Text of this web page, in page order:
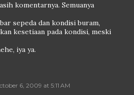
komentarnya. Semuanya
sepeda dan kondisi buram,
kesetiaan pada kondisi, meski
iya ya.
6, 2009 at 5:11 AM